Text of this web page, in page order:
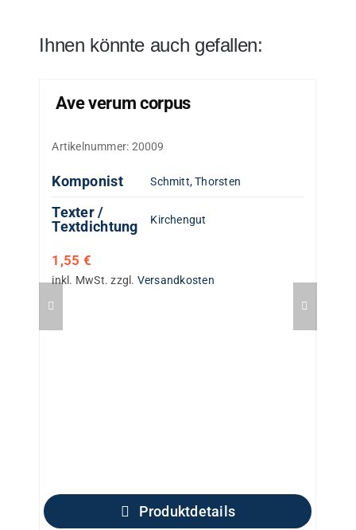
Ihnen könnte auch gefallen:
Ave verum corpus
Artikelnummer: 20009
Komponist Schmitt, Thorsten
Texter /
Textdichtung
Kirchengut
1,55 €
inkl. MwSt. zzgl. Versandkosten
Produktdetails